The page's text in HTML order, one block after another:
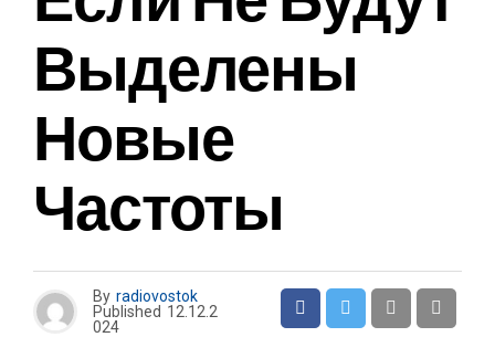
Выделены
Новые
Частоты
By radiovostok
Published 12.12.2
024